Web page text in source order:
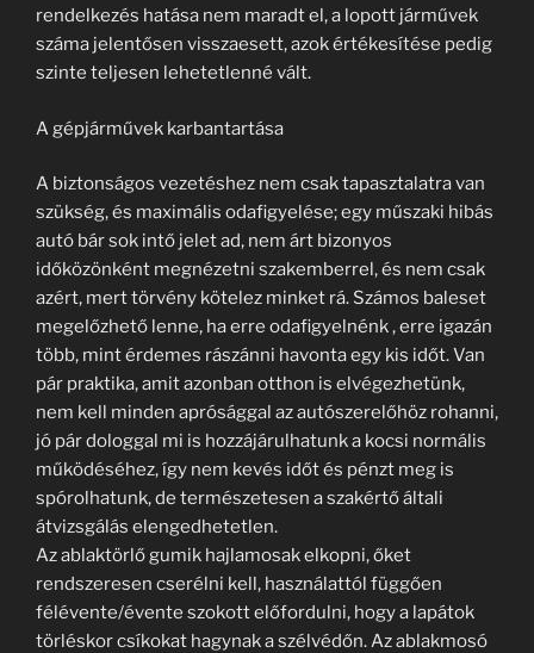
rendelkezés hatása nem maradt el, a lopott járművek
száma jelentősen visszaesett, azok értékesítése pedig
szinte teljesen lehetetlenné vált.
A gépjárművek karbantartása
A biztonságos vezetéshez nem csak tapasztalatra van
szükség, és maximális odafigyelése; egy műszaki hibás
autó bár sok intő jelet ad, nem árt bizonyos
időközönként megnézetni szakemberrel, és nem csak
azért, mert törvény kötelez minket rá. Számos baleset
megelőzhető lenne, ha erre odafigyelnénk , erre igazán
több, mint érdemes rászánni havonta egy kis időt. Van
pár praktika, amit azonban otthon is elvégezhetünk,
nem kell minden aprósággal az autószerelőhöz rohanni,
jó pár dologgal mi is hozzájárulhatunk a kocsi normális
működéséhez, így nem kevés időt és pénzt meg is
spórolhatunk, de természetesen a szakértő általi
átvizsgálás elengedhetetlen.
Az ablaktörlő gumik hajlamosak elkopni, őket
rendszeresen cserélni kell, használattól függően
félévente/évente szokott előfordulni, hogy a lapátok
törléskor csíkokat hagynak a szélvédőn. Az ablakmosó